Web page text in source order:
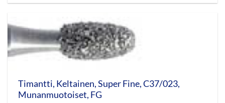
Timantti, Keltainen, Super Fine, C37/023,
Munanmuotoiset, FG